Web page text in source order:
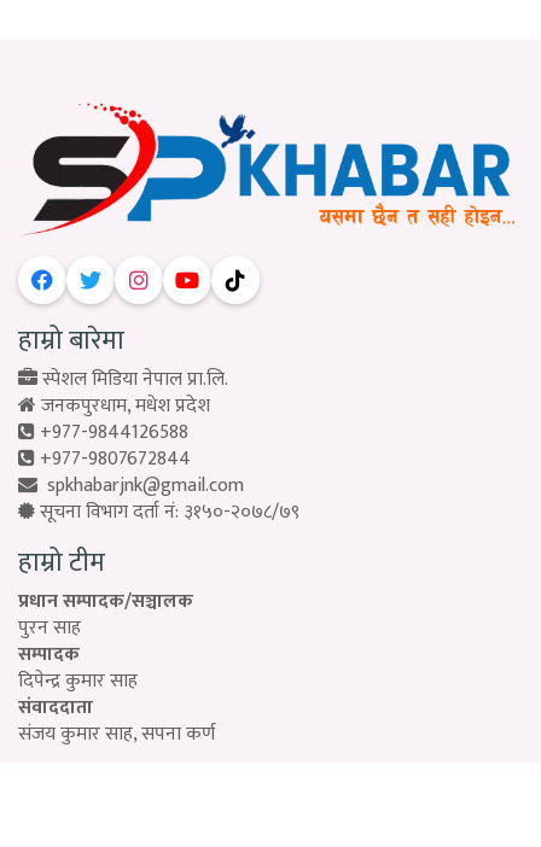
हाम्रो बारेमा
स्पेशल मिडिया नेपाल प्रा.लि.
जनकपुरधाम, मधेश प्रदेश
+977-9844126588
+977-9807672844
spkhabarjnk@gmail.com
सूचना विभाग दर्ता नं: ३१५०-२०७८/७९
हाम्रो टीम
प्रधान सम्पादक/सञ्चालक
पुरन साह
सम्पादक
दिपेन्द्र कुमार साह
संवाददाता
संजय कुमार साह, सपना कर्ण